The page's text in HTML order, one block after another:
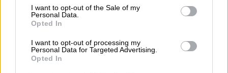
consent section.
I want to opt-out of the Sale of my
Personal Data.
Opted In
I want to opt-out of processing my
Personal Data for Targeted Advertising.
Opted In
Ελλάδα|22.09.2024 07:55
Πάτρα: Αυτοκίνητο παρέσυρε 3 ΙΧ και